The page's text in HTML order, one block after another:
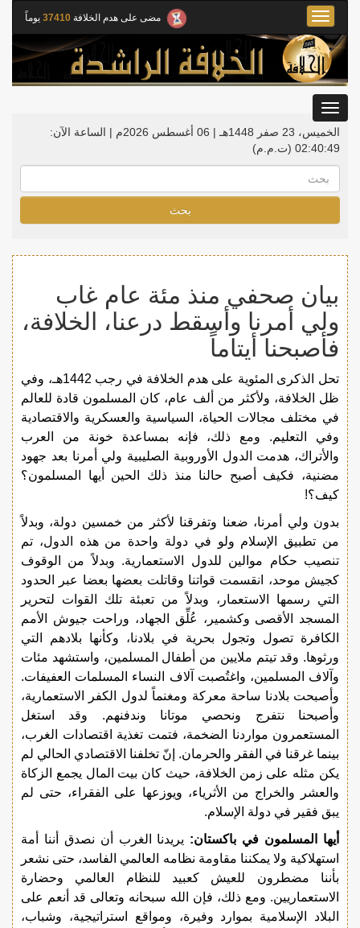
مضى على هدم الخلافة 37410 يوماً
Toggle
navigation
الخميس، 23 صفر 1448هـ | 06 أغسطس 2026م |
الساعة الآن:
02:40:49 (ت.م.م)
بحث
بيان صحفي منذ مئة عام غاب
ولي أمرنا وأسقط درعنا، الخلافة،
فأصبحنا أيتاماً
تحل الذكرى المئوية على هدم الخلافة في رجب 1442هـ، وفي
ظل الخلافة، ولأكثر من ألف عام، كان المسلمون قادة للعالم
في مختلف مجالات الحياة، السياسية والعسكرية والاقتصادية
وفي التعليم. ومع ذلك، فإنه بمساعدة خونة من العرب
والأتراك، هدمت الدول الأوروبية الصليبية ولي أمرنا بعد جهود
مضنية، فكيف أصبح حالنا منذ ذلك الحين أيها المسلمون؟
كيف؟!
بدون ولي أمرنا، ضعنا وتفرقنا لأكثر من خمسين دولة، وبدلاً
من تطبيق الإسلام ولو في دولة واحدة من هذه الدول، تم
تنصيب حكام موالين للدول الاستعمارية. وبدلاً من الوقوف
كجيش موحد، انقسمت قواتنا وقاتلت بعضها بعضا عبر الحدود
التي رسمها الاستعمار، وبدلاً من تعبئة تلك القوات لتحرير
المسجد الأقصى وكشمير، عُلِّق الجهاد، وراحت جيوش الأمم
الكافرة تصول وتجول بحرية في بلادنا، وكأنها بلادهم التي
ورثوها. وقد تيتم ملايين من أطفال المسلمين، واستشهد مئات
وآلاف المسلمين، واغتُصبت آلاف النساء المسلمات العفيفات.
وأصبحت بلادنا ساحة معركة ومغنماً لدول الكفر الاستعمارية،
وأصبحنا نتفرج ونحصي موتانا وندفنهم. وقد استغل
المستعمرون مواردنا الضخمة، فتمت تغذية اقتصادات الغرب،
بينما غرقنا في الفقر والحرمان. إنّ تخلفنا الاقتصادي الحالي لم
يكن مثله على زمن الخلافة، حيث كان بيت المال يجمع الزكاة
والعشر والخراج من الأثرياء، ويوزعها على الفقراء، حتى لم
يبق فقير في دولة الإسلام.
أيها المسلمون في باكستان: يريدنا الغرب أن نصدق أننا أمة
استهلاكية ولا يمكننا مقاومة نظامه العالمي الفاسد، حتى نشعر
بأننا مضطرون للعيش كعبيد للنظام العالمي وحضارة
الاستعماريين. ومع ذلك، فإن الله سبحانه وتعالى قد أنعم على
البلاد الإسلامية بموارد وفيرة، ومواقع استراتيجية، وشباب،